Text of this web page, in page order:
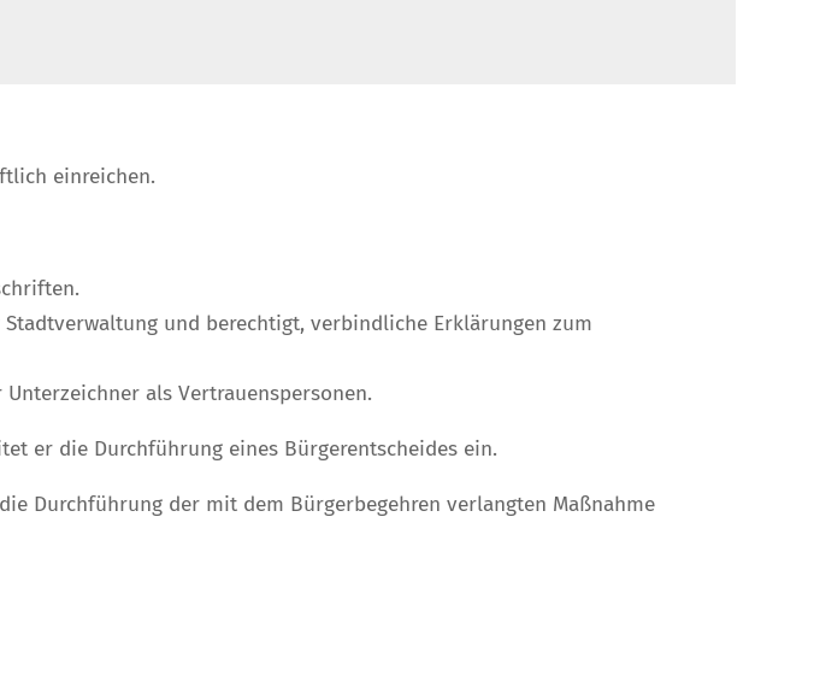
einreichen.
und berechtigt, verbindliche Erklärungen zum
als Vertrauenspersonen.
er die Durchführung eines Bürgerentscheides ein.
Durchführung der mit dem Bürgerbegehren verlangten Maßnahme